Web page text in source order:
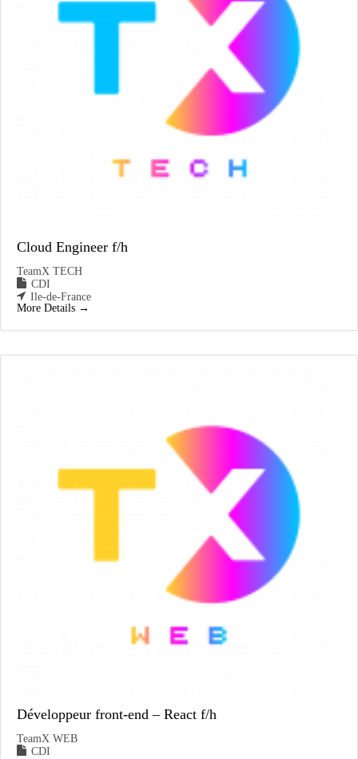
Cloud Engineer f/h
TeamX TECH
CDI
Ile-de-France
More Details
Développeur front-end – React f/h
TeamX WEB
CDI